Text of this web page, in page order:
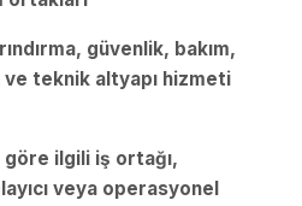
güvenlik, bakım,
teknik altyapı hizmeti
ilgili iş ortağı,
veya operasyonel